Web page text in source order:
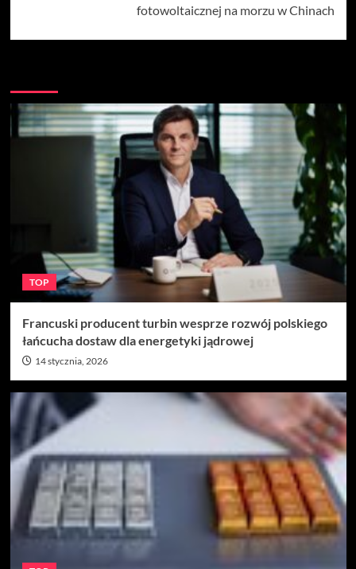
fotowoltaicznej na morzu w Chinach
TOP
Francuski producent turbin wesprze rozwój polskiego
łańcucha dostaw dla energetyki jądrowej
14 stycznia, 2026